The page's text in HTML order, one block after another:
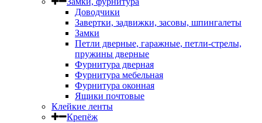
Доводчики
Завертки, задвижки, засовы, шпингалеты
Замки
Петли дверные, гаражные, петли-стрелы,
пружины дверные
Фурнитура дверная
Фурнитура мебельная
Фурнитура оконная
Ящики почтовые
Клейкие ленты
Крепёж